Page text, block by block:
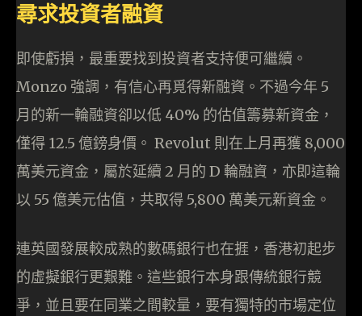
尋求投資者融資
即使虧損，最重要找到投資者支持便可繼續。
Monzo 強調，有信心再覓得新融資。不過今年 5
月的新一輪融資卻以低 40% 的估值籌募新資金，
僅得 12.5 億鎊身價。 Revolut 則在上月再獲 8,000
萬美元資金，屬於延續 2 月的 D 輪融資，亦即這輪
以 55 億美元估值，共取得 5,800 萬美元新資金。
連英國發展較成熟的數碼銀行也在捱，香港初起步
的虛擬銀行更艱難。這些銀行本身跟傳統銀行競
爭，並且要在同業之間較量，要有獨特的市場定位